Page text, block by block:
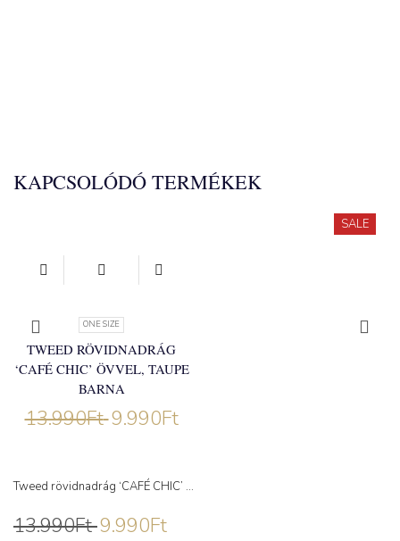
KAPCSOLÓDÓ TERMÉKEK
SALE
ONE SIZE
TWEED RÖVIDNADRÁG
‘CAFÉ CHIC’ ÖVVEL, TAUPE
BARNA
13.990Ft 9.990Ft
Tweed rövidnadrág ‘CAFÉ CHIC’ ...
13.990Ft 9.990Ft